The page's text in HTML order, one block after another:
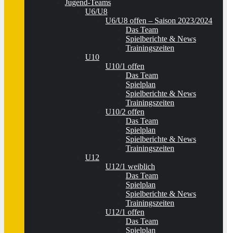
Jugend-Teams
U6/U8
U6/U8 offen – Saison 2023/2024
Das Team
Spielberichte & News
Trainingszeiten
U10
U10/1 offen
Das Team
Spielplan
Spielberichte & News
Trainingszeiten
U10/2 offen
Das Team
Spielplan
Spielberichte & News
Trainingszeiten
U12
U12/1 weiblich
Das Team
Spielplan
Spielberichte & News
Trainingszeiten
U12/1 offen
Das Team
Spielplan